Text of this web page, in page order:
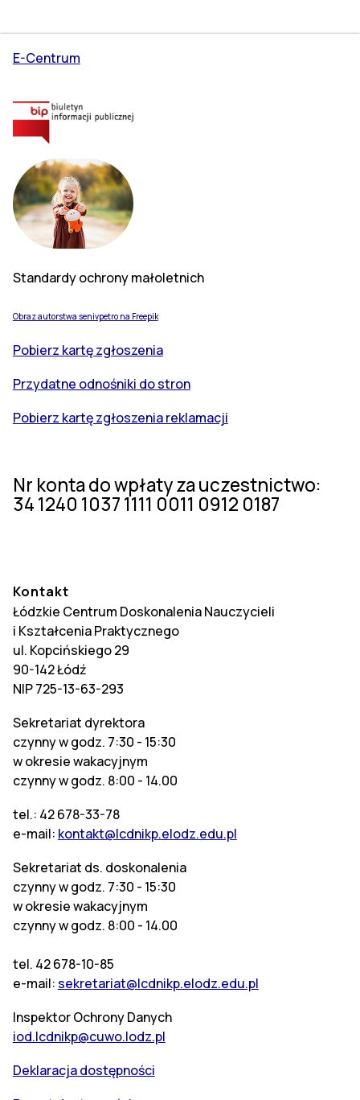
E-Centrum
Standardy ochrony małoletnich
Obraz autorstwa senivpetro na Freepik
Pobierz kartę zgłoszenia
Przydatne odnośniki do stron
Pobierz kartę zgłoszenia reklamacji
Nr konta do wpłaty za uczestnictwo:
34 1240 1037 1111 0011 0912 0187
Kontakt
Łódzkie Centrum Doskonalenia Nauczycieli
i Kształcenia Praktycznego
ul. Kopcińskiego 29
90-142 Łódź
NIP 725-13-63-293
Sekretariat dyrektora
czynny w godz. 7:30 - 15:30
w okresie wakacyjnym
czynny w godz. 8:00 - 14.00
tel.: 42 678-33-78
e-mail: kontakt@lcdnikp.elodz.edu.pl
Sekretariat ds. doskonalenia
czynny w godz. 7:30 - 15:30
w okresie wakacyjnym
czynny w godz. 8:00 - 14.00
tel. 42 678-10-85
e-mail:sekretariat@lcdnikp.elodz.edu.pl
Inspektor Ochrony Danych
iod.lcdnikp@cuwo.lodz.pl
Deklaracja dostępności